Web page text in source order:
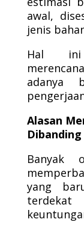
awal,
jenis
Hal ini
adanya
Alasan
Banyak
yang